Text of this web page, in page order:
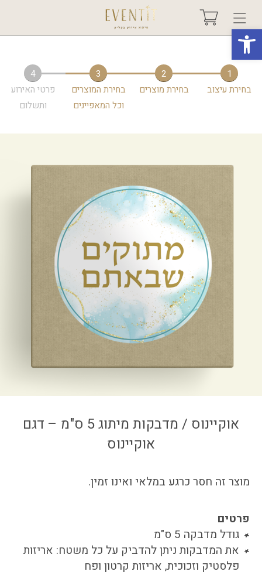
פתח סרגל נגישות
בחר אירוע +
מיוחדים
צור קשר
איזור אישי
1
בחירת עיצוב
2
בחירת מוצרים
3
בחירת המוצרים
וכל המאפיינים
4
פרטי האירוע
ותשלום
אוקיינוס / מדבקות מיתוג 5 ס"מ – דגם
אוקיינוס
מוצר זה חסר כרגע במלאי ואינו זמין.
פרטים
גודל מדבקה 5 ס"מ
את המדבקות ניתן להדביק על כל משטח: אריזות
פלסטיק וזכוכית, אריזות קרטון ופח